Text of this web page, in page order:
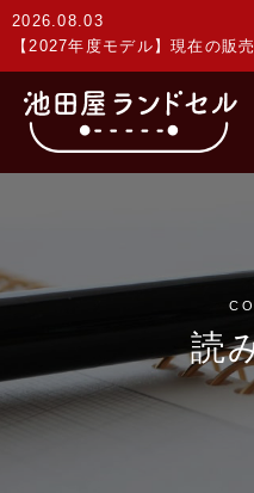
2026.08.03
【2027年度モデル】現在の販
読